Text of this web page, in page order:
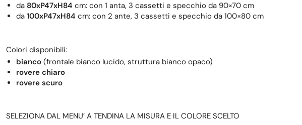
da 80xP47xH84 cm: con 1 anta, 3 cassetti e specchio da 90×70 cm
da 100xP47xH84 cm: con 2 ante, 3 cassetti e specchio da 100×80 cm
Colori disponibili:
bianco (frontale bianco lucido, struttura bianco opaco)
rovere chiaro
rovere scuro
SELEZIONA DAL MENU’ A TENDINA LA MISURA E IL COLORE SCELTO